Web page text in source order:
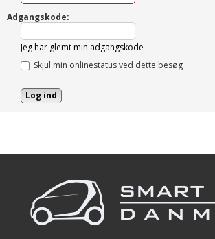
Adgangskode:
Jeg har glemt min adgangskode
Skjul min onlinestatus ved dette besøg